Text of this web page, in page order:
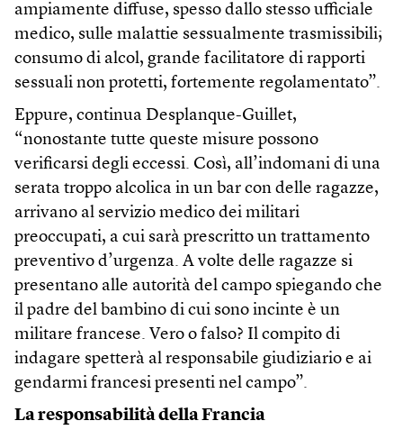
ampiamente diffuse, spesso dallo stesso ufficiale
medico, sulle malattie sessualmente trasmissibili;
consumo di alcol, grande facilitatore di rapporti
sessuali non protetti, fortemente regolamentato”.
Eppure, continua Desplanque-Guillet,
“nonostante tutte queste misure possono
verificarsi degli eccessi. Così, all’indomani di una
serata troppo alcolica in un bar con delle ragazze,
arrivano al servizio medico dei militari
preoccupati, a cui sarà prescritto un trattamento
preventivo d’urgenza. A volte delle ragazze si
presentano alle autorità del campo spiegando che
il padre del bambino di cui sono incinte è un
militare francese. Vero o falso? Il compito di
indagare spetterà al responsabile giudiziario e ai
gendarmi francesi presenti nel campo”.
La responsabilità della Francia